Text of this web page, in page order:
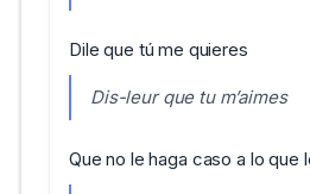
Dile que tú me quieres
Dis-leur que tu m’aimes
Que no le haga caso a lo que